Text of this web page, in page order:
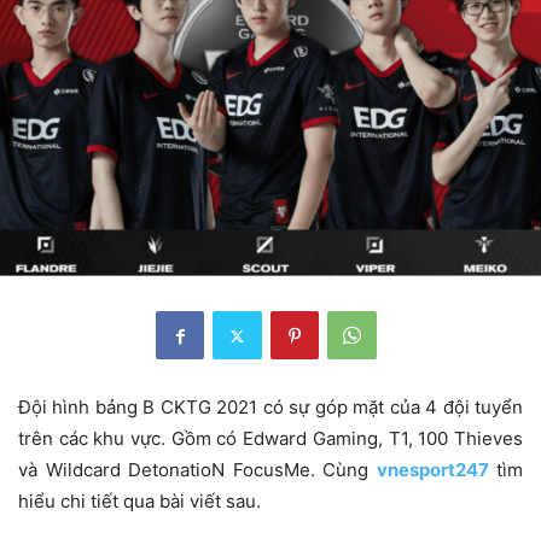
Đội hình bảng B CKTG 2021 có sự góp mặt của 4 đội tuyển
trên các khu vực. Gồm có Edward Gaming, T1, 100 Thieves
và Wildcard DetonatioN FocusMe. Cùng vnesport247 tìm
hiểu chi tiết qua bài viết sau.